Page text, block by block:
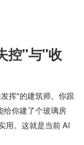
控"与"收
挥"的建筑师。你跟
给你建了个玻璃房
。这就是当前 AI